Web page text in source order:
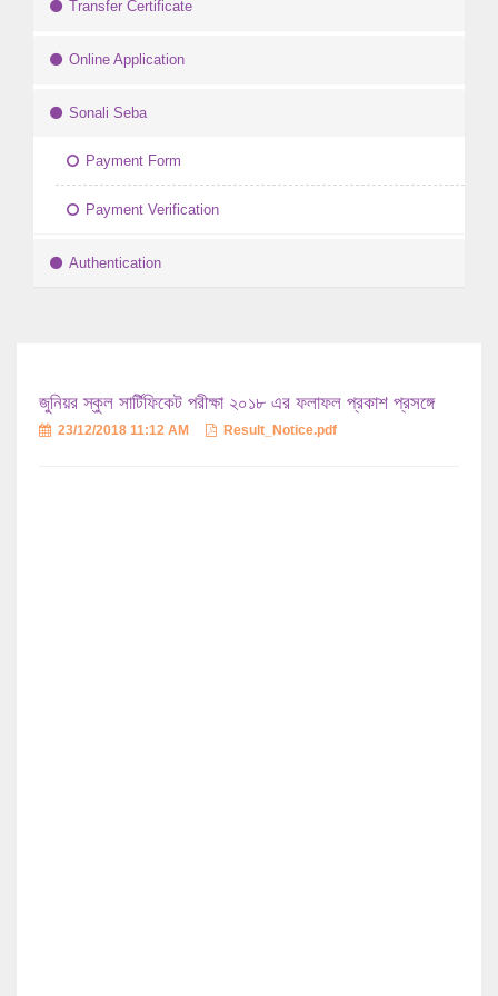
Transfer Certificate
Online Application
Sonali Seba
Payment Form
Payment Verification
Authentication
জুনিয়র স্কুল সার্টিফিকেট পরীক্ষা ২০১৮ এর ফলাফল প্রকাশ প্রসঙ্গে
23/12/2018 11:12 AM Result_Notice.pdf